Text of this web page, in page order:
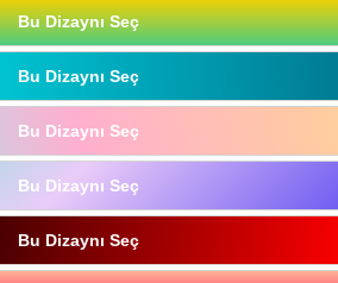
Bu Dizaynı Seç
Bu Dizaynı Seç
Bu Dizaynı Seç
Bu Dizaynı Seç
Bu Dizaynı Seç